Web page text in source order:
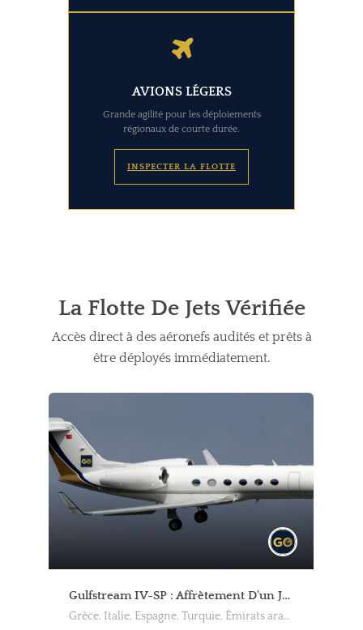
AVIONS LÉGERS
Grande agilité pour les déploiements
régionaux de courte durée.
INSPECTER LA FLOTTE
La Flotte De Jets Vérifiée
Accès direct à des aéronefs audités et prêts à
être déployés immédiatement.
Gulfstream IV-SP : Affrètement D'un Jet Privé Lourd 13 VIP
Grèce, Italie, Espagne, Turquie, Émirats arabes unis, Fiumicino, Roma Capitale, Lazio, Italia